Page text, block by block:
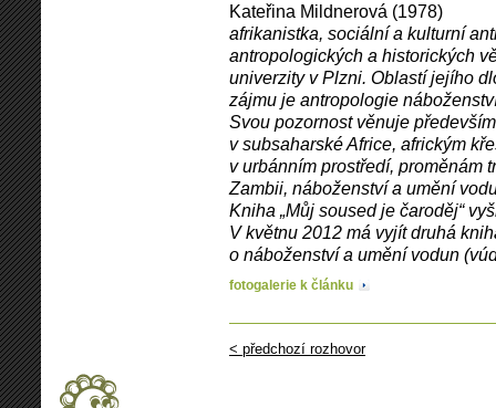
Kateřina Mildnerová (1978)
afrikanistka, sociální a kulturní
antropologických a historických
univerzity v Plzni. Oblastí jejího
zájmu je antropologie
Svou pozornost věnuje
v subsaharské Africe, africkým
v urbánním prostředí, proměnám
Zambii, náboženství a umění
Kniha „Můj soused je čaroděj“
V květnu 2012 má vyjít druhá
o náboženství a umění vodun
fotogalerie k článku
< předchozí rozhovor